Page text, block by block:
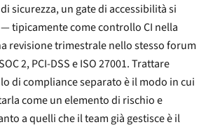
come controllo CI nella
revisione trimestrale nello stesso forum
in cui
come un elemento di rischio e
a quelli che il team già gestisce è il